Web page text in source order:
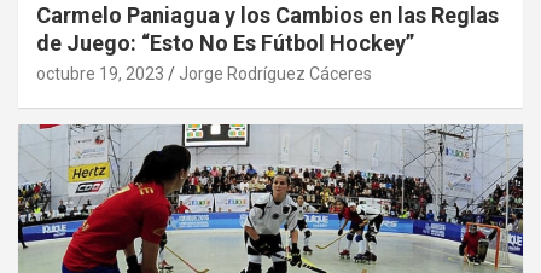
Carmelo Paniagua y los Cambios en las Reglas
de Juego: “Esto No Es Fútbol Hockey”
octubre 19, 2023 Jorge Rodríguez Cáceres